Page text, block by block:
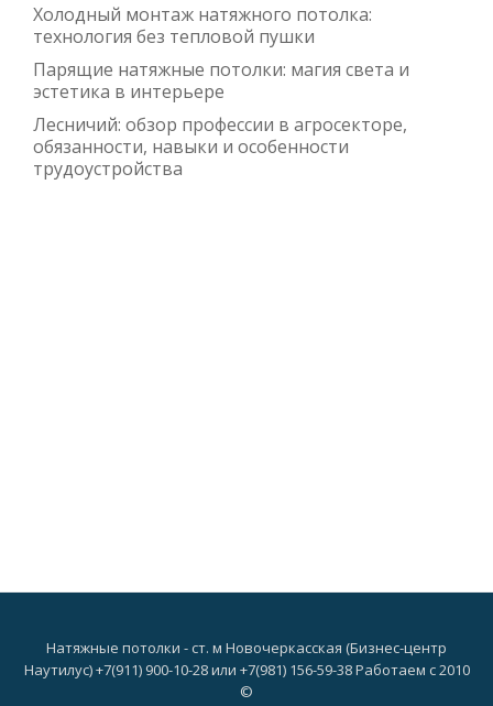
Холодный монтаж натяжного потолка:
технология без тепловой пушки
Парящие натяжные потолки: магия света и
эстетика в интерьере
Лесничий: обзор профессии в агросекторе,
обязанности, навыки и особенности
трудоустройства
Натяжные потолки - ст. м Новочеркасская (Бизнес-центр
Наутилус) +7(911) 900-10-28 или +7(981) 156-59-38 Работаем с 2010
©